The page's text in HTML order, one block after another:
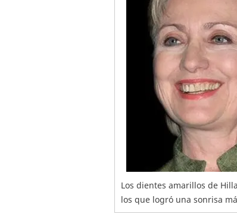
Los dientes amarillos de
los que logró una sonrisa